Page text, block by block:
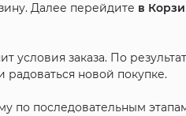
Далее перейдите в
условия заказа. По
новой покупке.
по последовательным